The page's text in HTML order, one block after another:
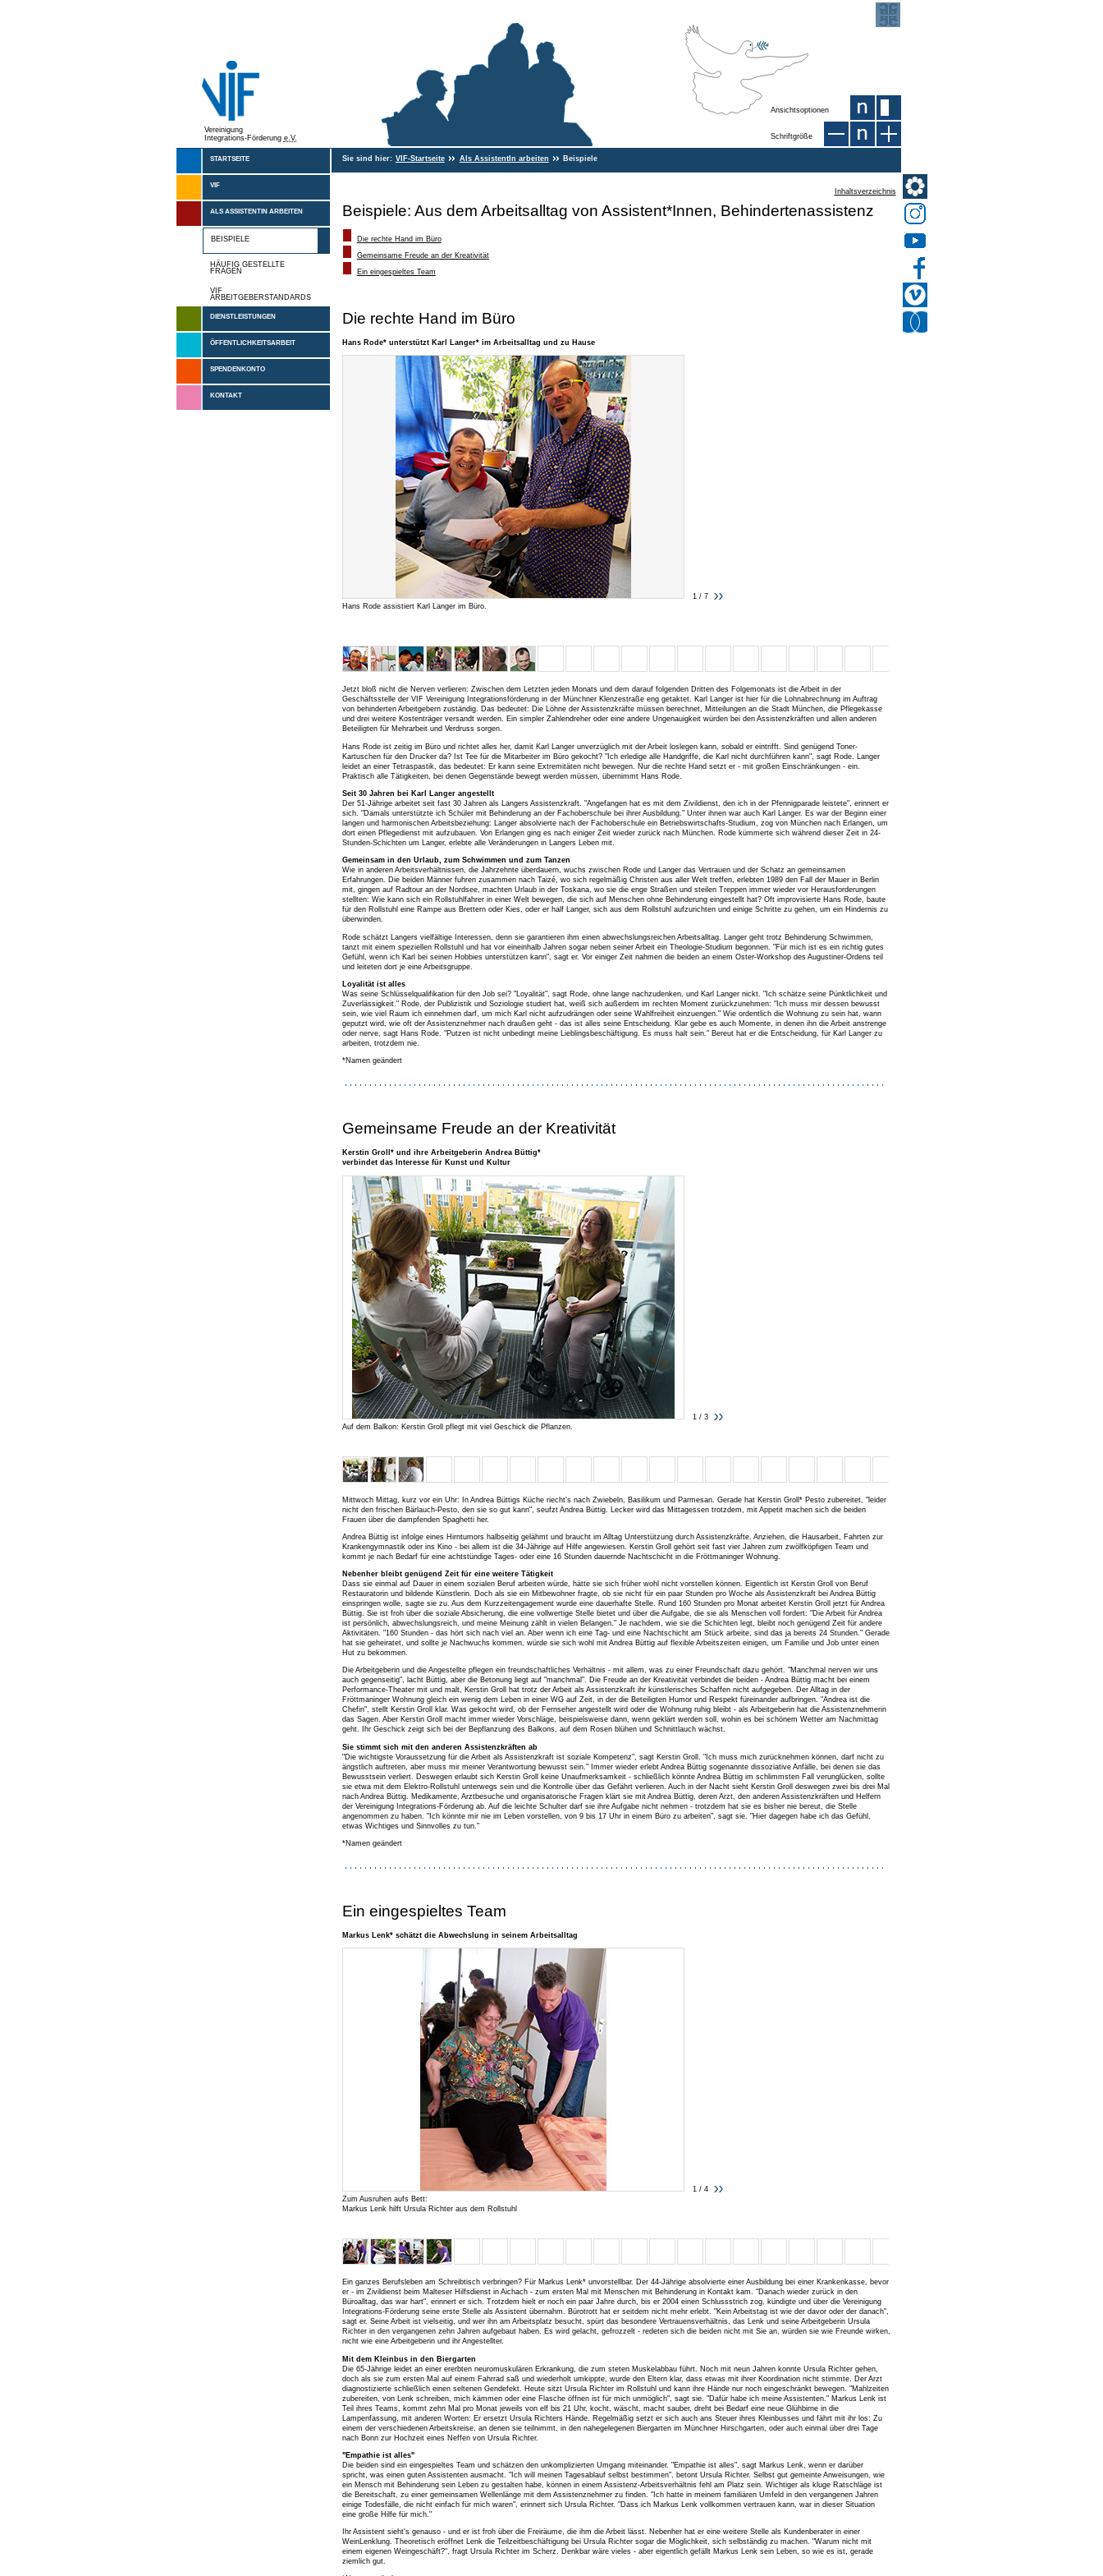
Vereinigung
Integrations-Förderung e.V.
Ansichtsoptionen
Schriftgröße
STARTSEITE
VIF
ALS ASSISTENTIN ARBEITEN
BEISPIELE
HÄUFIG GESTELLTE
FRAGEN
VIF
ARBEITGEBERSTANDARDS
DIENSTLEISTUNGEN
ÖFFENTLICHKEITSARBEIT
SPENDENKONTO
KONTAKT
Sie sind hier: VIF-Startseite Als AssistentIn arbeiten Beispiele
Inhaltsverzeichnis
Beispiele: Aus dem Arbeitsalltag von Assistent*Innen, Behindertenassistenz
Die rechte Hand im Büro
Gemeinsame Freude an der Kreativität
Ein eingespieltes Team
Die rechte Hand im Büro
Hans Rode* unterstützt Karl Langer* im Arbeitsalltag und zu Hause
1 / 7
Hans Rode assistiert Karl Langer im Büro.
Jetzt bloß nicht die Nerven verlieren: Zwischen dem Letzten jeden Monats und dem darauf folgenden Dritten des Folgemonats ist die Arbeit in der
Geschäftsstelle der VIF Vereinigung Integrationsförderung in der Münchner Klenzestraße eng getaktet. Karl Langer ist hier für die Lohnabrechnung im Auftrag
von behinderten Arbeitgebern zuständig. Das bedeutet: Die Löhne der Assistenzkräfte müssen berechnet, Mitteilungen an die Stadt München, die Pflegekasse
und drei weitere Kostenträger versandt werden. Ein simpler Zahlendreher oder eine andere Ungenauigkeit würden bei den Assistenzkräften und allen anderen
Beteiligten für Mehrarbeit und Verdruss sorgen.
Hans Rode ist zeitig im Büro und richtet alles her, damit Karl Langer unverzüglich mit der Arbeit loslegen kann, sobald er eintrifft. Sind genügend Toner-
Kartuschen für den Drucker da? Ist Tee für die Mitarbeiter im Büro gekocht? "Ich erledige alle Handgriffe, die Karl nicht durchführen kann", sagt Rode. Langer
leidet an einer Tetraspastik, das bedeutet: Er kann seine Extremitäten nicht bewegen. Nur die rechte Hand setzt er - mit großen Einschränkungen - ein.
Praktisch alle Tätigkeiten, bei denen Gegenstände bewegt werden müssen, übernimmt Hans Rode.
Seit 30 Jahren bei Karl Langer angestellt
Der 51-Jährige arbeitet seit fast 30 Jahren als Langers Assistenzkraft. "Angefangen hat es mit dem Zivildienst, den ich in der Pfennigparade leistete", erinnert er
sich. "Damals unterstützte ich Schüler mit Behinderung an der Fachoberschule bei ihrer Ausbildung." Unter ihnen war auch Karl Langer. Es war der Beginn einer
langen und harmonischen Arbeitsbeziehung: Langer absolvierte nach der Fachoberschule ein Betriebswirtschafts-Studium, zog von München nach Erlangen, um
dort einen Pflegedienst mit aufzubauen. Von Erlangen ging es nach einiger Zeit wieder zurück nach München. Rode kümmerte sich während dieser Zeit in 24-
Stunden-Schichten um Langer, erlebte alle Veränderungen in Langers Leben mit.
Gemeinsam in den Urlaub, zum Schwimmen und zum Tanzen
Wie in anderen Arbeitsverhältnissen, die Jahrzehnte überdauern, wuchs zwischen Rode und Langer das Vertrauen und der Schatz an gemeinsamen
Erfahrungen. Die beiden Männer fuhren zusammen nach Taizé, wo sich regelmäßig Christen aus aller Welt treffen, erlebten 1989 den Fall der Mauer in Berlin
mit, gingen auf Radtour an der Nordsee, machten Urlaub in der Toskana, wo sie die enge Straßen und steilen Treppen immer wieder vor Herausforderungen
stellten: Wie kann sich ein Rollstuhlfahrer in einer Welt bewegen, die sich auf Menschen ohne Behinderung eingestellt hat? Oft improvisierte Hans Rode, baute
für den Rollstuhl eine Rampe aus Brettern oder Kies, oder er half Langer, sich aus dem Rollstuhl aufzurichten und einige Schritte zu gehen, um ein Hindernis zu
überwinden.
Rode schätzt Langers vielfältige Interessen, denn sie garantieren ihm einen abwechslungsreichen Arbeitsalltag. Langer geht trotz Behinderung Schwimmen,
tanzt mit einem speziellen Rollstuhl und hat vor eineinhalb Jahren sogar neben seiner Arbeit ein Theologie-Studium begonnen. "Für mich ist es ein richtig gutes
Gefühl, wenn ich Karl bei seinen Hobbies unterstützen kann", sagt er. Vor einiger Zeit nahmen die beiden an einem Oster-Workshop des Augustiner-Ordens teil
und leiteten dort je eine Arbeitsgruppe.
Loyalität ist alles
Was seine Schlüsselqualifikation für den Job sei? "Loyalität", sagt Rode, ohne lange nachzudenken, und Karl Langer nickt. "Ich schätze seine Pünktlichkeit und
Zuverlässigkeit." Rode, der Publizistik und Soziologie studiert hat, weiß sich außerdem im rechten Moment zurückzunehmen: "Ich muss mir dessen bewusst
sein, wie viel Raum ich einnehmen darf, um mich Karl nicht aufzudrängen oder seine Wahlfreiheit einzuengen." Wie ordentlich die Wohnung zu sein hat, wann
geputzt wird, wie oft der Assistenznehmer nach draußen geht - das ist alles seine Entscheidung. Klar gebe es auch Momente, in denen ihn die Arbeit anstrenge
oder nerve, sagt Hans Rode. "Putzen ist nicht unbedingt meine Lieblingsbeschäftigung. Es muss halt sein." Bereut hat er die Entscheidung, für Karl Langer zu
arbeiten, trotzdem nie.
*Namen geändert
Gemeinsame Freude an der Kreativität
Kerstin Groll* und ihre Arbeitgeberin Andrea Büttig*
verbindet das Interesse für Kunst und Kultur
1 / 3
Auf dem Balkon: Kerstin Groll pflegt mit viel Geschick die Pflanzen.
Mittwoch Mittag, kurz vor ein Uhr: In Andrea Büttigs Küche riecht's nach Zwiebeln, Basilikum und Parmesan. Gerade hat Kerstin Groll* Pesto zubereitet, "leider
nicht den frischen Bärlauch-Pesto, den sie so gut kann", seufzt Andrea Büttig. Lecker wird das Mittagessen trotzdem, mit Appetit machen sich die beiden
Frauen über die dampfenden Spaghetti her.
Andrea Büttig ist infolge eines Hirntumors halbseitig gelähmt und braucht im Alltag Unterstützung durch Assistenzkräfte. Anziehen, die Hausarbeit, Fahrten zur
Krankengymnastik oder ins Kino - bei allem ist die 34-Jährige auf Hilfe angewiesen. Kerstin Groll gehört seit fast vier Jahren zum zwölfköpfigen Team und
kommt je nach Bedarf für eine achtstündige Tages- oder eine 16 Stunden dauernde Nachtschicht in die Fröttmaninger Wohnung.
Nebenher bleibt genügend Zeit für eine weitere Tätigkeit
Dass sie einmal auf Dauer in einem sozialen Beruf arbeiten würde, hätte sie sich früher wohl nicht vorstellen können. Eigentlich ist Kerstin Groll von Beruf
Restauratorin und bildende Künstlerin. Doch als sie ein Mitbewohner fragte, ob sie nicht für ein paar Stunden pro Woche als Assistenzkraft bei Andrea Büttig
einspringen wolle, sagte sie zu. Aus dem Kurzzeitengagement wurde eine dauerhafte Stelle. Rund 160 Stunden pro Monat arbeitet Kerstin Groll jetzt für Andrea
Büttig. Sie ist froh über die soziale Absicherung, die eine vollwertige Stelle bietet und über die Aufgabe, die sie als Menschen voll fordert: "Die Arbeit für Andrea
ist persönlich, abwechslungsreich, und meine Meinung zählt in vielen Belangen." Je nachdem, wie sie die Schichten legt, bleibt noch genügend Zeit für andere
Aktivitäten. "160 Stunden - das hört sich nach viel an. Aber wenn ich eine Tag- und eine Nachtschicht am Stück arbeite, sind das ja bereits 24 Stunden." Gerade
hat sie geheiratet, und sollte je Nachwuchs kommen, würde sie sich wohl mit Andrea Büttig auf flexible Arbeitszeiten einigen, um Familie und Job unter einen
Hut zu bekommen.
Die Arbeitgeberin und die Angestellte pflegen ein freundschaftliches Verhältnis - mit allem, was zu einer Freundschaft dazu gehört. "Manchmal nerven wir uns
auch gegenseitig", lacht Büttig, aber die Betonung liegt auf "manchmal". Die Freude an der Kreativität verbindet die beiden - Andrea Büttig macht bei einem
Performance-Theater mit und malt, Kerstin Groll hat trotz der Arbeit als Assistenzkraft ihr künstlerisches Schaffen nicht aufgegeben. Der Alltag in der
Fröttmaninger Wohnung gleich ein wenig dem Leben in einer WG auf Zeit, in der die Beteiligten Humor und Respekt füreinander aufbringen. "Andrea ist die
Chefin", stellt Kerstin Groll klar. Was gekocht wird, ob der Fernseher angestellt wird oder die Wohnung ruhig bleibt - als Arbeitgeberin hat die Assistenznehmerin
das Sagen. Aber Kerstin Groll macht immer wieder Vorschläge, beispielsweise dann, wenn geklärt werden soll, wohin es bei schönem Wetter am Nachmittag
geht. Ihr Geschick zeigt sich bei der Bepflanzung des Balkons, auf dem Rosen blühen und Schnittlauch wächst.
Sie stimmt sich mit den anderen Assistenzkräften ab
"Die wichtigste Voraussetzung für die Arbeit als Assistenzkraft ist soziale Kompetenz", sagt Kerstin Groll. "Ich muss mich zurücknehmen können, darf nicht zu
ängstlich auftreten, aber muss mir meiner Verantwortung bewusst sein." Immer wieder erlebt Andrea Büttig sogenannte dissoziative Anfälle, bei denen sie das
Bewusstsein verliert. Deswegen erlaubt sich Kerstin Groll keine Unaufmerksamkeit - schließlich könnte Andrea Büttig im schlimmsten Fall verunglücken, sollte
sie etwa mit dem Elektro-Rollstuhl unterwegs sein und die Kontrolle über das Gefährt verlieren. Auch in der Nacht sieht Kerstin Groll deswegen zwei bis drei Mal
nach Andrea Büttig. Medikamente, Arztbesuche und organisatorische Fragen klärt sie mit Andrea Büttig, deren Arzt, den anderen Assistenzkräften und Helfern
der Vereinigung Integrations-Förderung ab. Auf die leichte Schulter darf sie ihre Aufgabe nicht nehmen - trotzdem hat sie es bisher nie bereut, die Stelle
angenommen zu haben. "Ich könnte mir nie im Leben vorstellen, von 9 bis 17 Uhr in einem Büro zu arbeiten", sagt sie. "Hier dagegen habe ich das Gefühl,
etwas Wichtiges und Sinnvolles zu tun."
*Namen geändert
Ein eingespieltes Team
Markus Lenk* schätzt die Abwechslung in seinem Arbeitsalltag
1 / 4
Zum Ausruhen aufs Bett:
Markus Lenk hilft Ursula Richter aus dem Rollstuhl
Ein ganzes Berufsleben am Schreibtisch verbringen? Für Markus Lenk* unvorstellbar. Der 44-Jährige absolvierte einer Ausbildung bei einer Krankenkasse, bevor
er - im Zivildienst beim Malteser Hilfsdienst in Aichach - zum ersten Mal mit Menschen mit Behinderung in Kontakt kam. "Danach wieder zurück in den
Büroalltag, das war hart", erinnert er sich. Trotzdem hielt er noch ein paar Jahre durch, bis er 2004 einen Schlussstrich zog, kündigte und über die Vereinigung
Integrations-Förderung seine erste Stelle als Assistent übernahm. Bürotrott hat er seitdem nicht mehr erlebt. "Kein Arbeitstag ist wie der davor oder der danach",
sagt er. Seine Arbeit ist vielseitig, und wer ihn am Arbeitsplatz besucht, spürt das besondere Vertrauensverhältnis, das Lenk und seine Arbeitgeberin Ursula
Richter in den vergangenen zehn Jahren aufgebaut haben. Es wird gelacht, gefrozzelt - redeten sich die beiden nicht mit Sie an, würden sie wie Freunde wirken,
nicht wie eine Arbeitgeberin und ihr Angestellter.
Mit dem Kleinbus in den Biergarten
Die 65-Jährige leidet an einer ererbten neuromuskulären Erkrankung, die zum steten Muskelabbau führt. Noch mit neun Jahren konnte Ursula Richter gehen,
doch als sie zum ersten Mal auf einem Fahrrad saß und wiederholt umkippte, wurde den Eltern klar, dass etwas mit ihrer Koordination nicht stimmte. Der Arzt
diagnostizierte schließlich einen seltenen Gendefekt. Heute sitzt Ursula Richter im Rollstuhl und kann ihre Hände nur noch eingeschränkt bewegen. "Mahlzeiten
zubereiten, von Lenk schreiben, mich kämmen oder eine Flasche öffnen ist für mich unmöglich", sagt sie. "Dafür habe ich meine Assistenten." Markus Lenk ist
Teil ihres Teams, kommt zehn Mal pro Monat jeweils von elf bis 21 Uhr, kocht, wäscht, macht sauber, dreht bei Bedarf eine neue Glühbirne in die
Lampenfassung, mit anderen Worten: Er ersetzt Ursula Richters Hände. Regelmäßig setzt er sich auch ans Steuer ihres Kleinbusses und fährt mit ihr los: Zu
einem der verschiedenen Arbeitskreise, an denen sie teilnimmt, in den nahegelegenen Biergarten im Münchner Hirschgarten, oder auch einmal über drei Tage
nach Bonn zur Hochzeit eines Neffen von Ursula Richter.
"Empathie ist alles"
Die beiden sind ein eingespieltes Team und schätzen den unkomplizierten Umgang miteinander. "Empathie ist alles", sagt Markus Lenk, wenn er darüber
spricht, was einen guten Assistenten ausmacht. "Ich will meinen Tagesablauf selbst bestimmen", betont Ursula Richter. Selbst gut gemeinte Anweisungen, wie
ein Mensch mit Behinderung sein Leben zu gestalten habe, können in einem Assistenz-Arbeitsverhältnis fehl am Platz sein. Wichtiger als kluge Ratschläge ist
die Bereitschaft, zu einer gemeinsamen Wellenlänge mit dem Assistenznehmer zu finden. "Ich hatte in meinem familiären Umfeld in den vergangenen Jahren
einige Todesfälle, die nicht einfach für mich waren", erinnert sich Ursula Richter. "Dass ich Markus Lenk vollkommen vertrauen kann, war in dieser Situation
eine große Hilfe für mich."
Ihr Assistent sieht's genauso - und er ist froh über die Freiräume, die ihm die Arbeit lässt. Nebenher hat er eine weitere Stelle als Kundenberater in einer
WeinLenklung. Theoretisch eröffnet Lenk die Teilzeitbeschäftigung bei Ursula Richter sogar die Möglichkeit, sich selbständig zu machen. "Warum nicht mit
einem eigenen Weingeschäft?", fragt Ursula Richter im Scherz. Denkbar wäre vieles - aber eigentlich gefällt Markus Lenk sein Leben, so wie es ist, gerade
ziemlich gut.